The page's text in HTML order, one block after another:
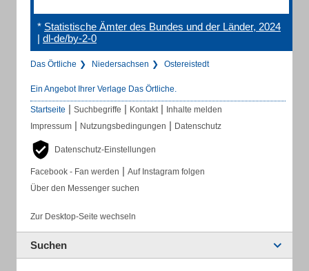
* Statistische Ämter des Bundes und der Länder, 2024
| dl-de/by-2-0
Das Örtliche Niedersachsen Ostereistedt
Ein Angebot Ihrer Verlage Das Örtliche.
Startseite | Suchbegriffe | Kontakt | Inhalte melden
Impressum | Nutzungsbedingungen | Datenschutz
Datenschutz-Einstellungen
Facebook - Fan werden | Auf Instagram folgen
Über den Messenger suchen
Zur Desktop-Seite wechseln
Suchen